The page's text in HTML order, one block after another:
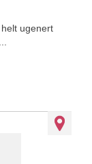
ugenert